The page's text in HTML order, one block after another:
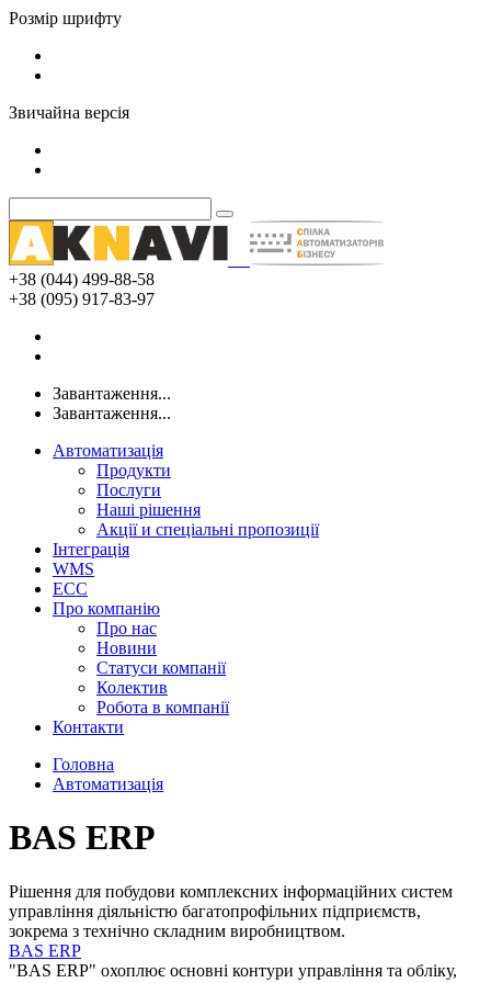
Розмір шрифту
Звичайна версія
+38 (044) 499-88-58
+38 (095) 917-83-97
Завантаження...
Завантаження...
Автоматизація
Продукти
Послуги
Наші рішення
Акції и спеціальні пропозиції
Інтеграція
WMS
ECC
Про компанію
Про нас
Новини
Cтатуси компанії
Колектив
Робота в компанії
Контакти
Головна
Автоматизація
BAS ERP
Рішення для побудови комплексних інформаційних систем
управління діяльністю багатопрофільних підприємств,
зокрема з технічно складним виробництвом.
BAS ERP
"BAS ERP" охоплює основні контури управління та обліку,